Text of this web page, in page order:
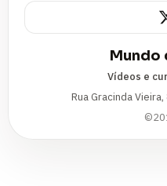
Mundo
Vídeos e
Rua Gracinda